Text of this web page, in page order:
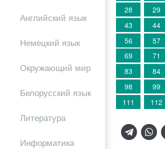
Английский язык
Немецкий язык
Окружающий мир
Белорусский язык
Литература
Информатика
28
29
43
44
56
57
69
71
83
84
98
99
111
112